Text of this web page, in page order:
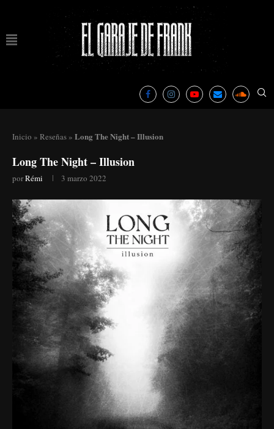
Inicio » Reseñas » Long The Night – Illusion
Long The Night – Illusion
porRémi 3 marzo 2022